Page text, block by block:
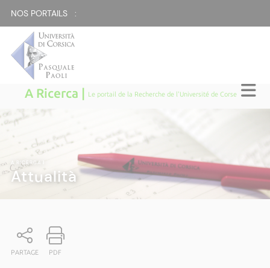
NOS PORTAILS :
A Ricerca | Le portail de la Recherche de l'Université de Corse
A RICERCA
Attualità
PARTAGE PDF